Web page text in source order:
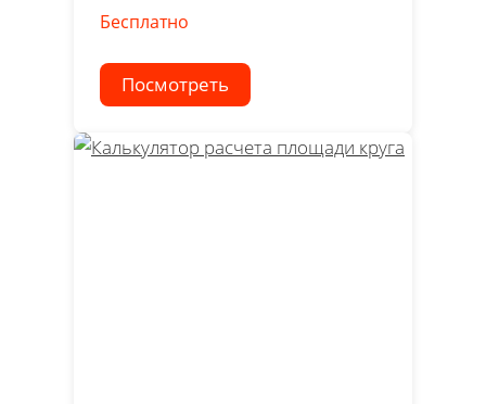
Бесплатно
Посмотреть